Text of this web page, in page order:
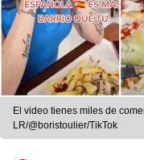
El video tienes miles de
LR/@boristoulier/TikTok